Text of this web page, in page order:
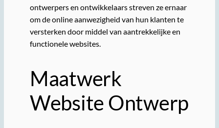
ontwerpers en ontwikkelaars streven ze ernaar
om de online aanwezigheid van hun klanten te
versterken door middel van aantrekkelijke en
functionele websites.
Maatwerk
Website Ontwerp